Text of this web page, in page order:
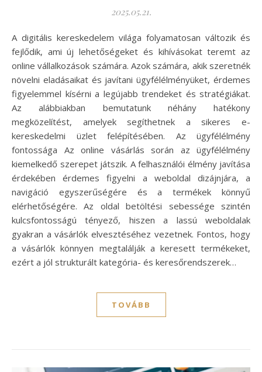
2025.05.21.
A digitális kereskedelem világa folyamatosan változik és
fejlődik, ami új lehetőségeket és kihívásokat teremt az
online vállalkozások számára. Azok számára, akik szeretnék
növelni eladásaikat és javítani ügyfélélményüket, érdemes
figyelemmel kísérni a legújabb trendeket és stratégiákat.
Az alábbiakban bemutatunk néhány hatékony
megközelítést, amelyek segíthetnek a sikeres e-
kereskedelmi üzlet felépítésében. Az ügyfélélmény
fontossága Az online vásárlás során az ügyfélélmény
kiemelkedő szerepet játszik. A felhasználói élmény javítása
érdekében érdemes figyelni a weboldal dizájnjára, a
navigáció egyszerűségére és a termékek könnyű
elérhetőségére. Az oldal betöltési sebessége szintén
kulcsfontosságú tényező, hiszen a lassú weboldalak
gyakran a vásárlók elvesztéséhez vezetnek. Fontos, hogy
a vásárlók könnyen megtalálják a keresett termékeket,
ezért a jól strukturált kategória- és keresőrendszerek…
TOVÁBB